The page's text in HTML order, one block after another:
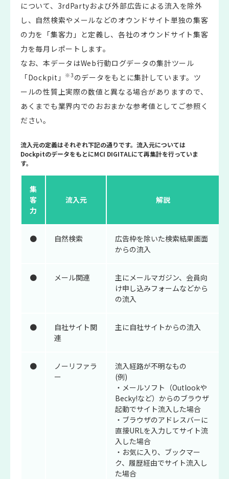
について、3rdPartyおよび外部広告による流入を除外
し、自然検索やメールなどのオウンドサイト単独の集客
の力を「集客力」と定義し、各社のオウンドサイト集客
力を毎月レポートします。
なお、本データはWeb行動ログデータの集計ツール
「Dockpit」
※3 のデータをもとに集計しています。ツ
ールの性質上実際の数値と異なる場合がありますので、
あくまでも業界内でのおおまかな参考値としてご参照く
ださい。
流入元の定義はそれぞれ下記の通りです。流入元については
DockpitのデータをもとにMCI DIGITALにて再集計を行っていま
す。
集
客
力
流入元 解説
● 自然検索
広告枠を除いた検索結果画面
からの流入
● メール関連
主にメールマガジン、会員向
け申し込みフォームなどから
の流入
●
自社サイト関
連
主に自社サイトからの流入
●
ノーリファラ
ー
流入経路が不明なもの
(例)
・メールソフト（Outlookや
Becky!など）からのブラウザ
起動でサイト流入した場合
・ブラウザのアドレスバーに
直接URLを入力してサイト流
入した場合
・お気に入り、ブックマー
ク、履歴経由でサイト流入し
た場合